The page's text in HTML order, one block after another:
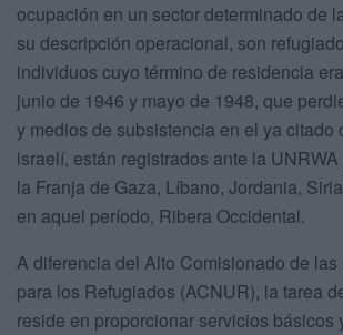
ocupación en un sector determinado de
su descripción operacional, son
individuos cuyo término de residencia
junio de 1946 y mayo de 1948, que
y medios de subsistencia en el ya citado
israelí, están registrados ante la
la Franja de Gaza, Líbano, Jordania,
en aquel período, Ribera Occidental.
A diferencia del Alto Comisionado de
para los Refugiados (ACNUR), la tarea
reside en proporcionar servicios básicos